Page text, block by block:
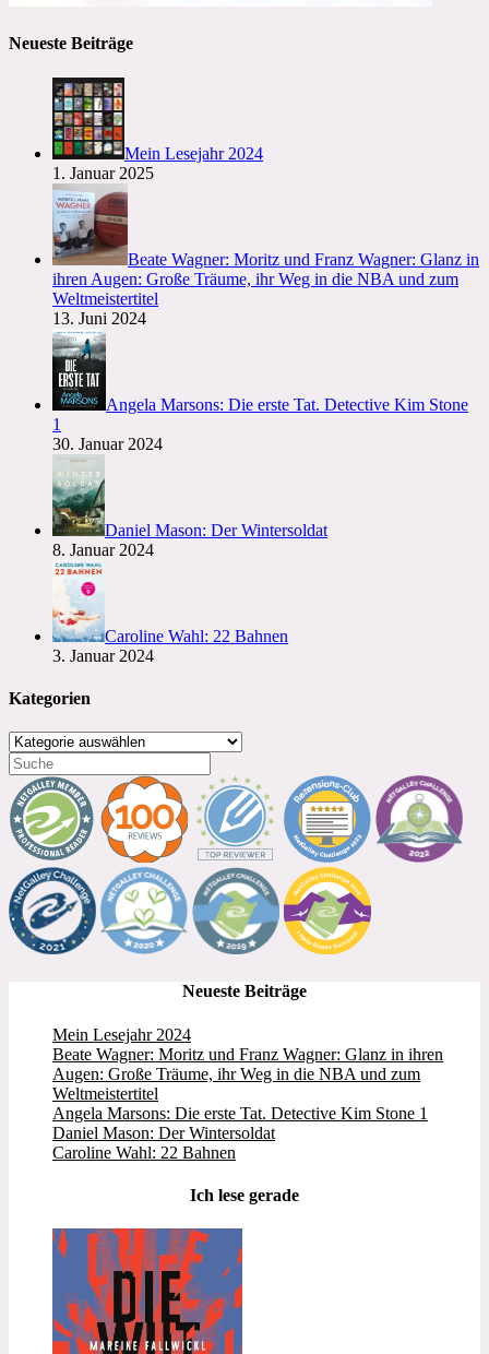
Neueste Beiträge
Mein Lesejahr 2024
1. Januar 2025
Beate Wagner: Moritz und Franz Wagner: Glanz in
ihren Augen: Große Träume, ihr Weg in die NBA und zum
Weltmeistertitel
13. Juni 2024
Angela Marsons: Die erste Tat. Detective Kim Stone
1
30. Januar 2024
Daniel Mason: Der Wintersoldat
8. Januar 2024
Caroline Wahl: 22 Bahnen
3. Januar 2024
Kategorien
Kategorien
Neueste Beiträge
Mein Lesejahr 2024
Beate Wagner: Moritz und Franz Wagner: Glanz in ihren
Augen: Große Träume, ihr Weg in die NBA und zum
Weltmeistertitel
Angela Marsons: Die erste Tat. Detective Kim Stone 1
Daniel Mason: Der Wintersoldat
Caroline Wahl: 22 Bahnen
Ich lese gerade